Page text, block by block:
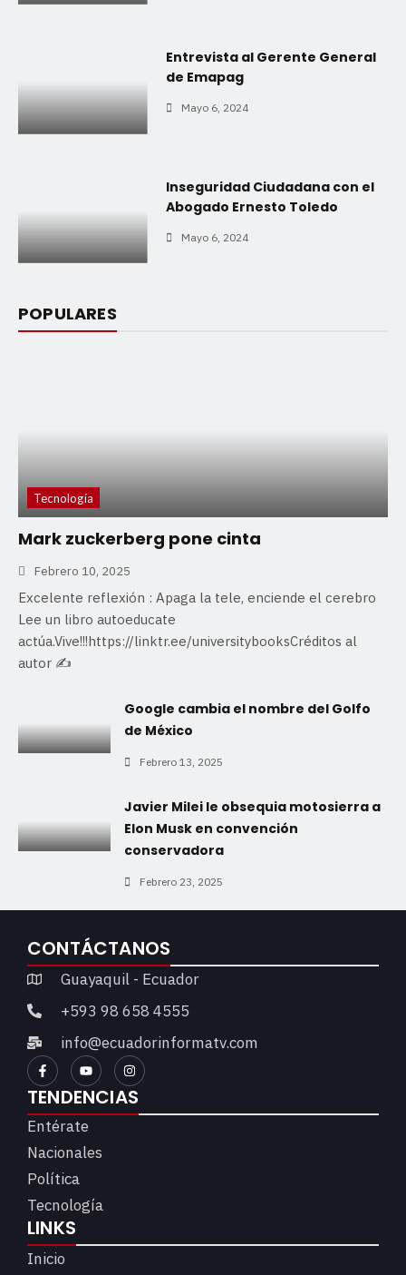
Entrevista al Gerente General
de Emapag
Mayo 6, 2024
Inseguridad Ciudadana con el
Abogado Ernesto Toledo
Mayo 6, 2024
POPULARES
Tecnología
Mark zuckerberg pone cinta
Febrero 10, 2025
Excelente reflexión : Apaga la tele, enciende el cerebro
Lee un libro autoeducate
actúa.Vive!!!https://linktr.ee/universitybooksCréditos al
autor ✍️
Google cambia el nombre del Golfo
de México
Febrero 13, 2025
Javier Milei le obsequia motosierra a
Elon Musk en convención
conservadora
Febrero 23, 2025
CONTÁCTANOS
Guayaquil - Ecuador
+593 98 658 4555
info@ecuadorinformatv.com
TENDENCIAS
Entérate
Nacionales
Política
Tecnología
LINKS
Inicio